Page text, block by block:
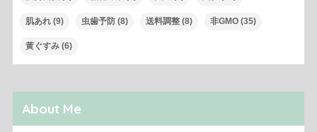
肌あれ(9) 虫歯予防(8) 送料調整(8) 非GMO(35)
黄ぐすみ(6)
About Me